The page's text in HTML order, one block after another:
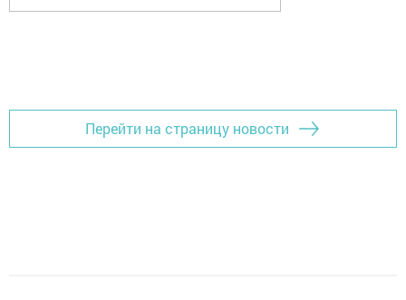
Перейти на страницу новости